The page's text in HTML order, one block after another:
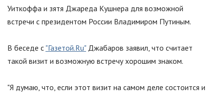
Уиткоффа и зятя Джареда Кушнера для возможной
встречи с президентом России Владимиром Путиным.
В беседе с "Газетой.Ru"Джабаров заявил, что считает
такой визит и возможную встречу хорошим знаком.
"Я думаю, что, если этот визит на самом деле состоится и